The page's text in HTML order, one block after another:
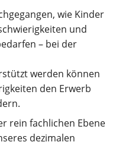
wie Kinder
und
– bei der
werden können
den Erwerb
rein fachlichen Ebene
dezimalen